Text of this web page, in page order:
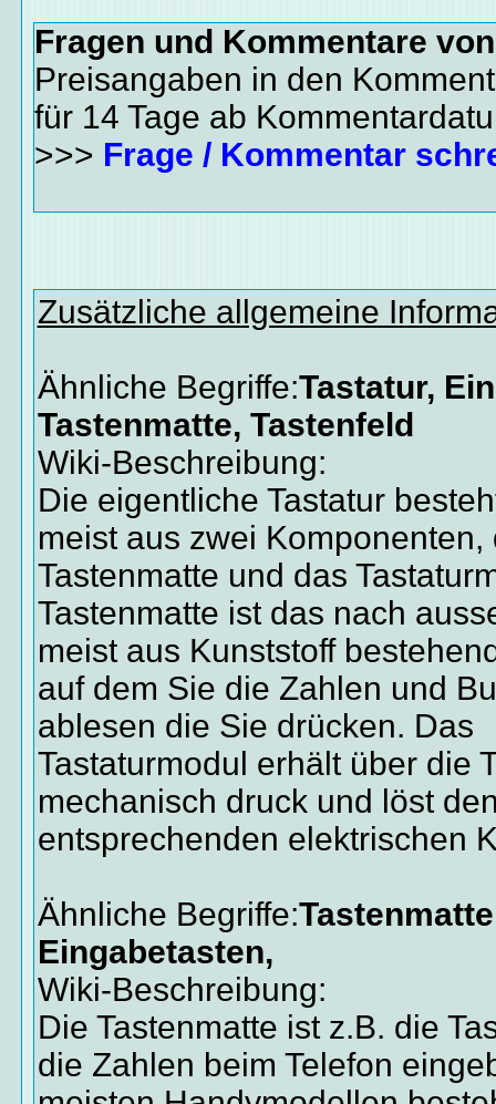
Fragen und Kommentare
Preisangaben in den
für 14 Tage ab
>>> Frage / Kommentar
Zusätzliche allgemeine
Ähnliche Begriffe:Tastatur,
Tastenmatte, Tastenfeld
Wiki-Beschreibung:
Die eigentliche Tastatur
meist aus zwei Komponenten,
Tastenmatte und das
Tastenmatte ist das nach
meist aus Kunststoff
auf dem Sie die Zahlen und
ablesen die Sie drücken. Das
Tastaturmodul erhält über die
mechanisch druck und löst
entsprechenden elektrischen
Ähnliche Begriffe:
Eingabetasten,
Wiki-Beschreibung:
Die Tastenmatte ist z.B. die
die Zahlen beim Telefon